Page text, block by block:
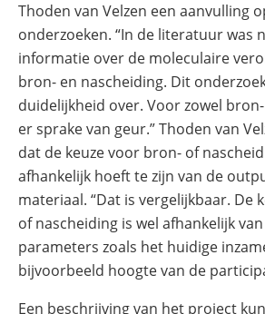
Thoden van Velzen een aanvulling
onderzoeken. “In de literatuur was
informatie over de moleculaire
bron- en nascheiding. Dit
duidelijkheid over. Voor zowel
er sprake van geur.” Thoden van
dat de keuze voor bron- of
afhankelijk hoeft te zijn van de
materiaal. “Dat is vergelijkbaar. De
of nascheiding is wel afhankelijk
parameters zoals het huidige
bijvoorbeeld hoogte van de
Een beschrijving van het project